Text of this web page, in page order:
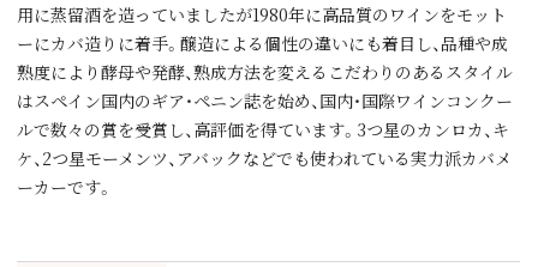
用に蒸留酒を造っていましたが1980年に高品質のワインをモット
ーにカバ造りに着手。醸造による個性の違いにも着目し、品種や成
熟度により酵母や発酵、熟成方法を変えるこだわりのあるスタイル
はスペイン国内のギア・ペニン誌を始め、国内・国際ワインコンクー
ルで数々の賞を受賞し、高評価を得ています。3つ星のカンロカ、キ
ケ、2つ星モーメンツ、アバックなどでも使われている実力派カバメ
ーカーです。